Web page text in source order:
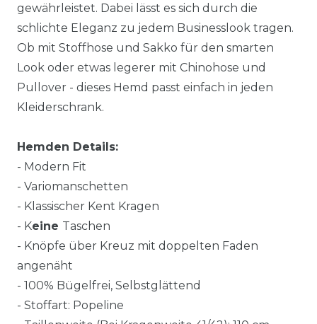
gewährleistet. Dabei lässt es sich durch die
schlichte Eleganz zu jedem Businesslook tragen.
Ob mit Stoffhose und Sakko für den smarten
Look oder etwas legerer mit Chinohose und
Pullover - dieses Hemd passt einfach in jeden
Kleiderschrank.
Hemden Details:
- Modern Fit
- Variomanschetten
- Klassischer Kent Kragen
- Keine Taschen
- Knöpfe über Kreuz mit doppelten Faden
angenäht
- 100% Bügelfrei, Selbstglättend
- Stoffart: Popeline